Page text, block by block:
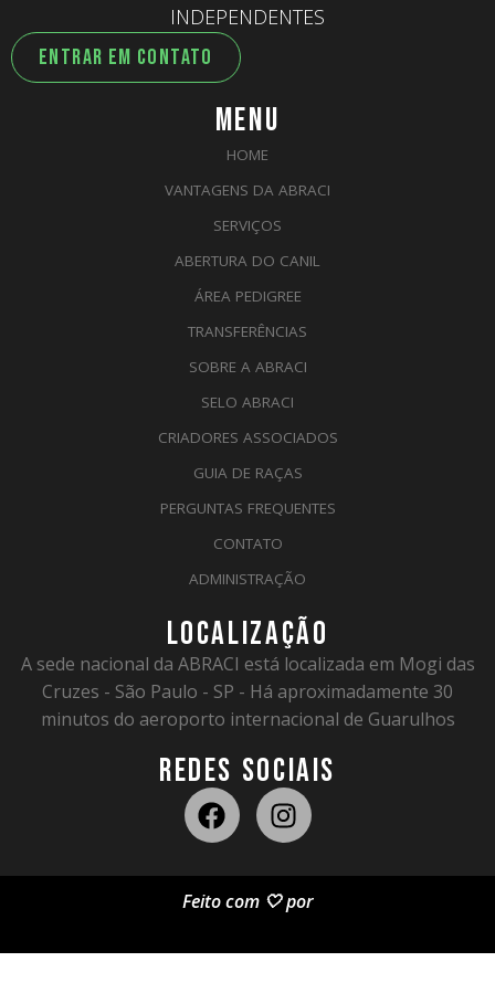
INDEPENDENTES
ENTRAR EM CONTATO
MENU
HOME
VANTAGENS DA ABRACI
SERVIÇOS
ABERTURA DO CANIL
ÁREA PEDIGREE
TRANSFERÊNCIAS
SOBRE A ABRACI
SELO ABRACI
CRIADORES ASSOCIADOS
GUIA DE RAÇAS
PERGUNTAS FREQUENTES
CONTATO
ADMINISTRAÇÃO
LOCALIZAÇÃO
A sede nacional da ABRACI está localizada em Mogi das
Cruzes - São Paulo - SP - Há aproximadamente 30
minutos do aeroporto internacional de Guarulhos
REDES SOCIAIS
Feito com 🤍 por